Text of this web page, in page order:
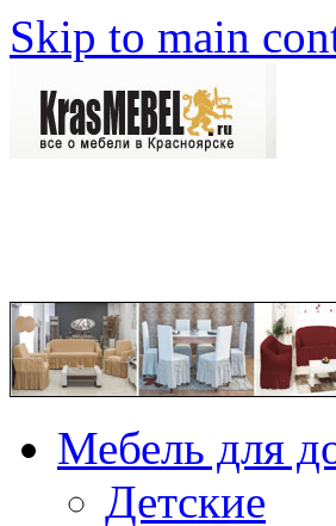
Skip to main
Мебель для
Детские